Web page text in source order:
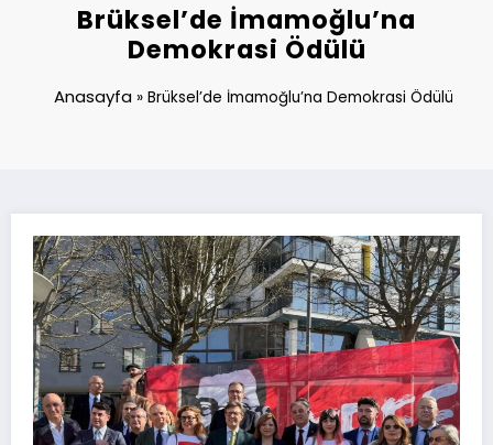
Brüksel’de İmamoğlu’na
Demokrasi Ödülü
Anasayfa »Brüksel’de İmamoğlu’na Demokrasi Ödülü